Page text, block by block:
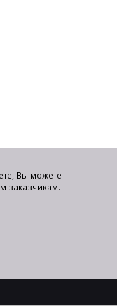
Вы можете
заказчикам.